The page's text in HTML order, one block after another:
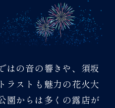
はの音の響きや、須坂
ラストも魅力の花火大
園からは多くの露店が